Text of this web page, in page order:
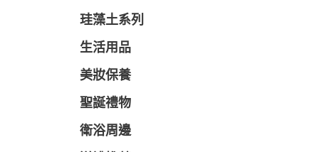
珪藻土系列
生活用品
美妝保養
聖誕禮物
衛浴周邊